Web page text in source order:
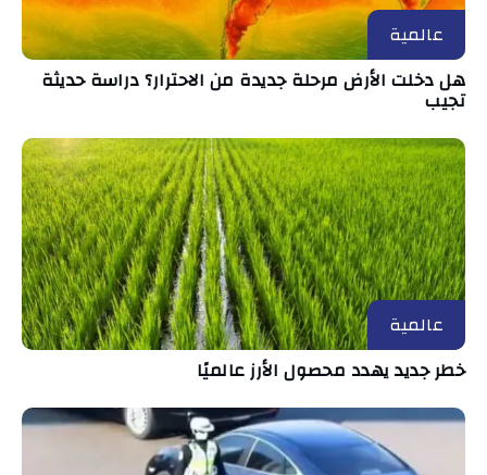
عالمية
هل دخلت الأرض مرحلة جديدة من الاحترار؟ دراسة حديثة
تجيب
عالمية
خطر جديد يهدد محصول الأرز عالميًا